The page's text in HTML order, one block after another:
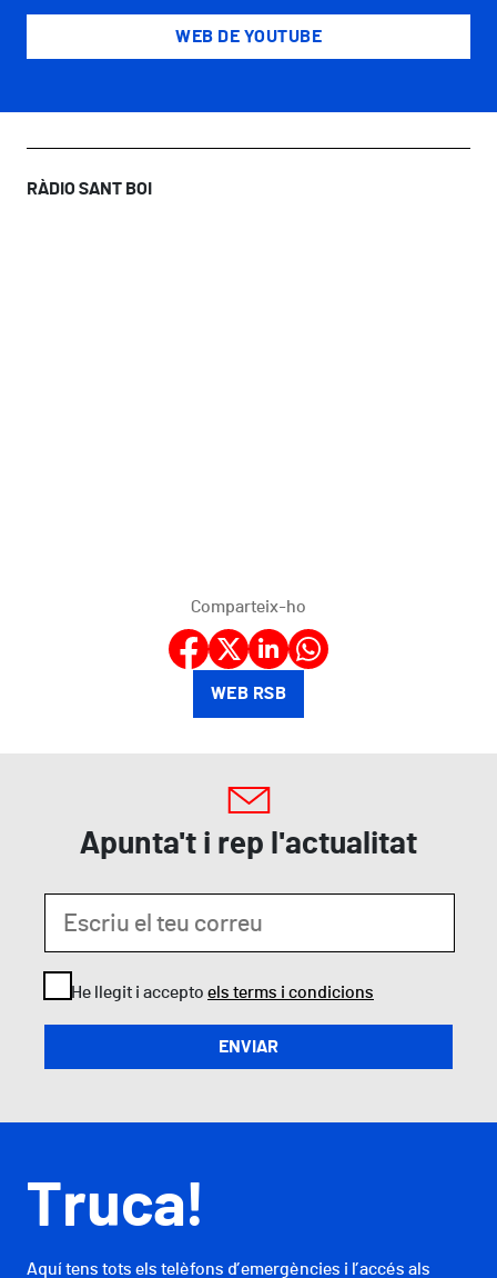
WEB DE YOUTUBE
RÀDIO SANT BOI
Comparteix-ho
WEB RSB
Apunta't i rep l'actualitat
He llegit i accepto els terms i condicions
Truca!
Aquí tens tots els telèfons d’emergències i l’accés als